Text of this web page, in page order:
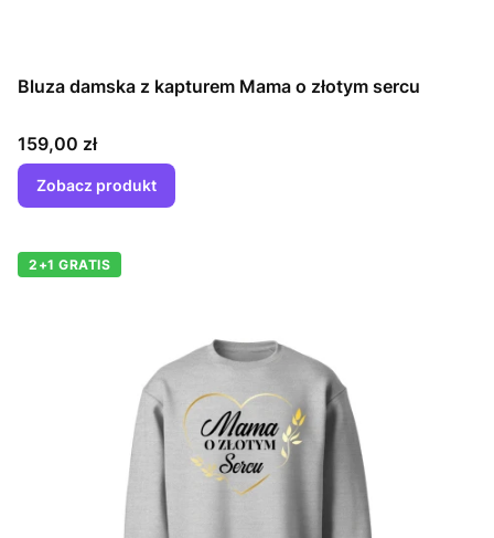
Bluza damska z kapturem Mama o złotym sercu
Cena
159,00 zł
Zobacz produkt
2+1 GRATIS